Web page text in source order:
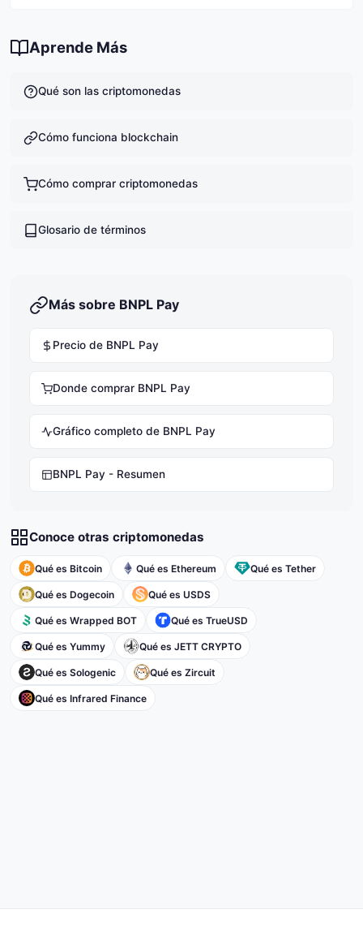
Aprende Más
Qué son las criptomonedas
Cómo funciona blockchain
Cómo comprar criptomonedas
Glosario de términos
Más sobre BNPL Pay
Precio de BNPL Pay
Donde comprar BNPL Pay
Gráfico completo de BNPL Pay
BNPL Pay - Resumen
Conoce otras criptomonedas
Qué es Bitcoin Qué es Ethereum Qué es Tether
Qué es Dogecoin Qué es USDS
Qué es Wrapped BOT Qué es TrueUSD
Qué es Yummy Qué es JETT CRYPTO
Qué es Sologenic Qué es Zircuit
Qué es Infrared Finance